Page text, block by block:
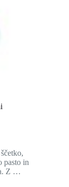
pasto in
Z …